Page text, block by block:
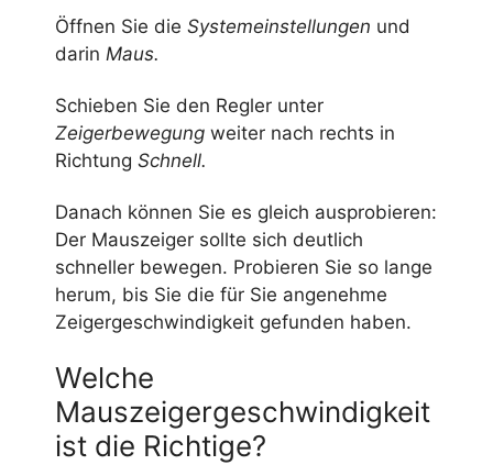
Öffnen Sie die Systemeinstellungen und
darin Maus.
Schieben Sie den Regler unter
Zeigerbewegung weiter nach rechts in
Richtung Schnell.
Danach können Sie es gleich ausprobieren:
Der Mauszeiger sollte sich deutlich
schneller bewegen. Probieren Sie so lange
herum, bis Sie die für Sie angenehme
Zeigergeschwindigkeit gefunden haben.
Welche
Mauszeigergeschwindigkeit
ist die Richtige?